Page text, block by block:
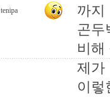
tenipa
까
곤
비해
제가
이렇